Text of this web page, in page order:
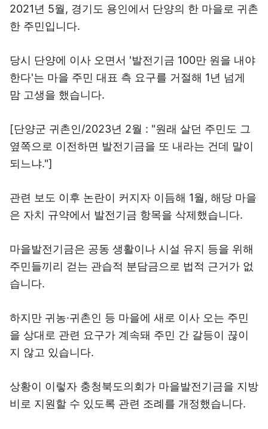
2021년 5월, 경기도 용인에서 단양의 한 마을로 귀촌
한 주민입니다.
당시 단양에 이사 오면서 '발전기금 100만 원을 내야
한다'는 마을 주민 대표 측 요구를 거절해 1년 넘게
맘 고생을 했습니다.
[단양군 귀촌인/2023년 2월 : "원래 살던 주민도 그
옆쪽으로 이전하면 발전기금을 또 내라는 건데 말이
되느냐."]
관련 보도 이후 논란이 커지자 이듬해 1월, 해당 마을
은 자치 규약에서 발전기금 항목을 삭제했습니다.
마을발전기금은 공동 생활이나 시설 유지 등을 위해
주민들끼리 걷는 관습적 분담금으로 법적 근거가 없
습니다.
하지만 귀농·귀촌인 등 마을에 새로 이사 오는 주민
을 상대로 관련 요구가 계속돼 주민 간 갈등이 끊이
지 않고 있습니다.
상황이 이렇자 충청북도의회가 마을발전기금을 지방
비로 지원할 수 있도록 관련 조례를 개정했습니다.